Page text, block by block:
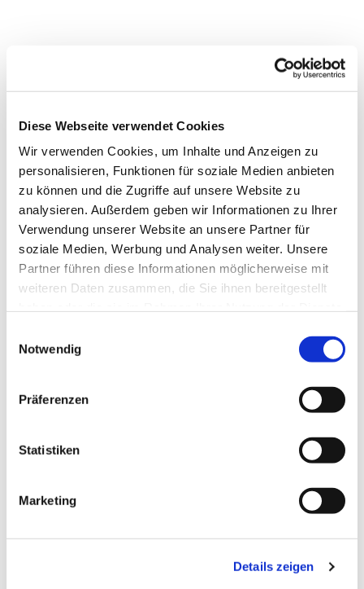
Diese Webseite verwendet Cookies
Wir verwenden Cookies, um Inhalte und Anzeigen zu
personalisieren, Funktionen für soziale Medien anbieten
zu können und die Zugriffe auf unsere Website zu
analysieren. Außerdem geben wir Informationen zu Ihrer
Verwendung unserer Website an unsere Partner für
soziale Medien, Werbung und Analysen weiter. Unsere
Partner führen diese Informationen möglicherweise mit
weiteren Daten zusammen, die Sie ihnen bereitgestellt
Notwendig
Präferenzen
Statistiken
Marketing
Details zeigen